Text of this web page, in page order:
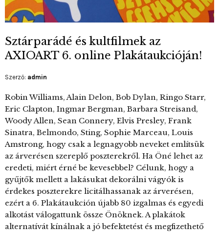
Sztárparádé és kultfilmek az
AXIOART 6. online Plakátaukcióján!
Szerző: admin
Robin Williams, Alain Delon, Bob Dylan, Ringo Starr,
Eric Clapton, Ingmar Bergman, Barbara Streisand,
Woody Allen, Sean Connery, Elvis Presley, Frank
Sinatra, Belmondo, Sting, Sophie Marceau, Louis
Amstrong, hogy csak a legnagyobb neveket említsük
az árverésen szereplő poszterekről. Ha Öné lehet az
eredeti, miért érné be kevesebbel? Célunk, hogy a
gyűjtők mellett a lakásukat dekorálni vágyók is
érdekes poszterekre licitálhassanak az árverésen,
ezért a 6. Plakátaukción újabb 80 izgalmas és egyedi
alkotást válogattunk össze Önöknek. A plakátok
alternatívát kínálnak a jó befektetést és megfizethető